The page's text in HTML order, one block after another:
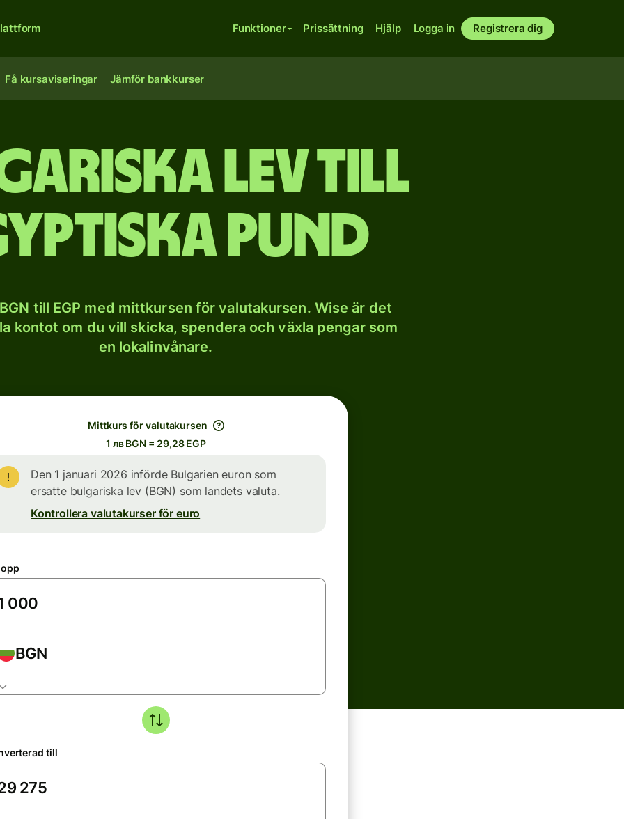
Funktioner Prissättning Hjälp Logga in Registrera dig
Få kursaviseringar Jämför bankkurser
lev till
pund
till EGP med mittkursen för valutakursen. Wise är det
kontot om du vill skicka, spendera och växla pengar som
en lokalinvånare.
Mittkurs för valutakursen
1 лв BGN = 29,28 EGP
Den 1 januari 2026 införde Bulgarien euron som
ersatte bulgariska lev (BGN) som landets valuta.
Kontrollera valutakurser för euro
BGN
till